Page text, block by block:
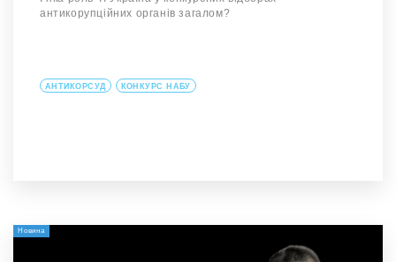
антикорупційних органів загалом?
АНТИКОРСУД КОНКУРС НАБУ
Новина